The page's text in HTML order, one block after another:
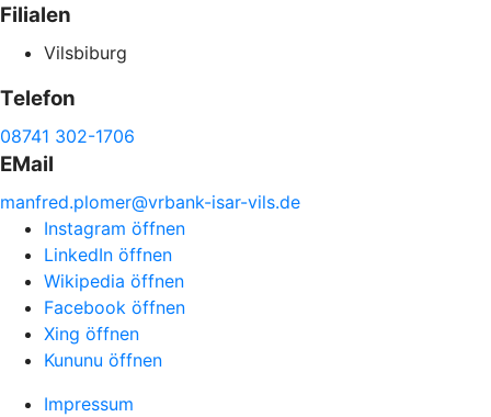
Filialen
Vilsbiburg
Telefon
08741 302-1706
EMail
manfred.plomer@vrbank-isar-vils.de
Instagram öffnen
LinkedIn öffnen
Wikipedia öffnen
Facebook öffnen
Xing öffnen
Kununu öffnen
Impressum